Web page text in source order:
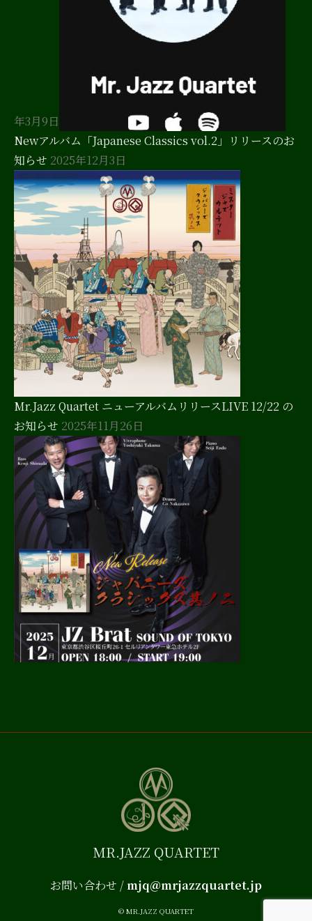
年3月9日
Newアルバム「Japanese Classics vol.2」リリースのお
知らせ 2025年12月3日
Mr.Jazz Quartet ニューアルバムリリースLIVE 12/22 の
お知らせ 2025年11月26日
MR.JAZZ QUARTET
お問い合わせ /mjq＠mrjazzquartet.jp
© MR.JAZZ QUARTET